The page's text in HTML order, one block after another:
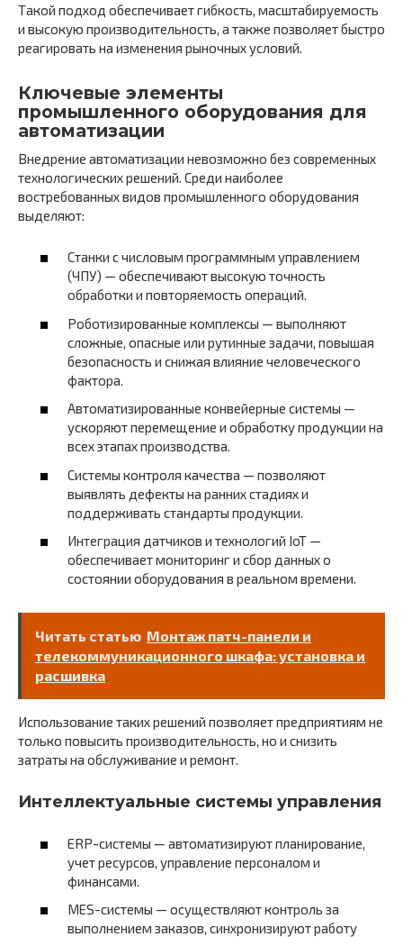
Такой подход обеспечивает гибкость, масштабируемость
и высокую производительность, а также позволяет быстро
реагировать на изменения рыночных условий.
Ключевые элементы
промышленного оборудования для
автоматизации
Внедрение автоматизации невозможно без современных
технологических решений. Среди наиболее
востребованных видов промышленного оборудования
выделяют:
Станки с числовым программным управлением
(ЧПУ) — обеспечивают высокую точность
обработки и повторяемость операций.
Роботизированные комплексы — выполняют
сложные, опасные или рутинные задачи, повышая
безопасность и снижая влияние человеческого
фактора.
Автоматизированные конвейерные системы —
ускоряют перемещение и обработку продукции на
всех этапах производства.
Системы контроля качества — позволяют
выявлять дефекты на ранних стадиях и
поддерживать стандарты продукции.
Интеграция датчиков и технологий IoT —
обеспечивает мониторинг и сбор данных о
состоянии оборудования в реальном времени.
Читать статью Монтаж патч-панели и
телекоммуникационного шкафа: установка и
расшивка
Использование таких решений позволяет предприятиям не
только повысить производительность, но и снизить
затраты на обслуживание и ремонт.
Интеллектуальные системы управления
ERP-системы — автоматизируют планирование,
учет ресурсов, управление персоналом и
финансами.
MES-системы — осуществляют контроль за
выполнением заказов, синхронизируют работу